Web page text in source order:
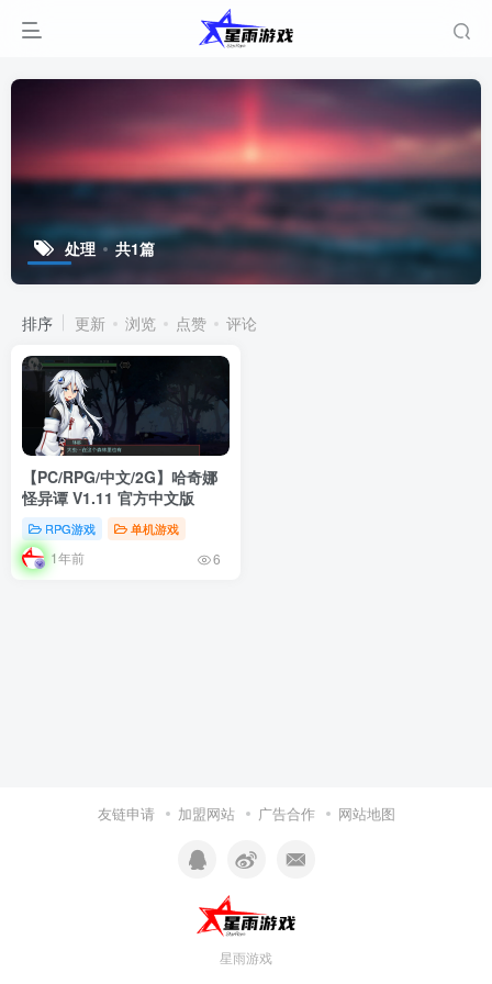
处理 共1篇
排序 更新 浏览 点赞 评论
【PC/RPG/中文/2G】哈奇娜
怪异谭 V1.11 官方中文版
RPG游戏 单机游戏
1年前 6
友链申请 加盟网站 广告合作 网站地图
星雨游戏